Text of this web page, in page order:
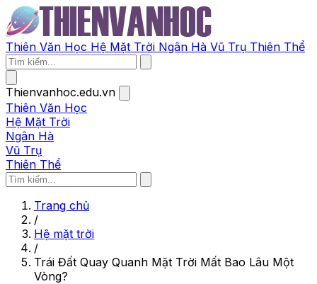
Thiên Văn Học Hệ Mặt Trời Ngân Hà Vũ Trụ Thiên Thể
Thienvanhoc.edu.vn
Thiên Văn Học
Hệ Mặt Trời
Ngân Hà
Vũ Trụ
Thiên Thể
Trang chủ
/
Hệ mặt trời
/
Trái Đất Quay Quanh Mặt Trời Mất Bao Lâu Một
Vòng?